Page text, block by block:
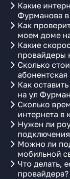
Какие
Фурманова
Как
моем доме
Какие
провайдеры
Сколько
абонентская
Как
на ул
Сколько
интернета в
Нужен ли
Можно ли
мобильной
Что делать,
провайдера?